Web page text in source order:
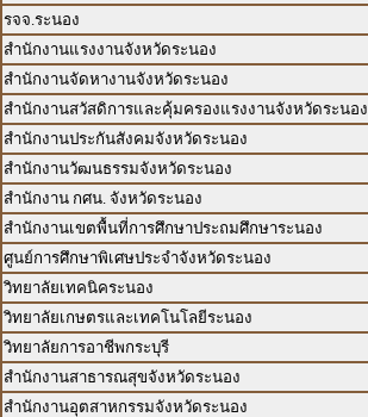
รจจ.ระนอง
สำนักงานแรงงานจังหวัดระนอง
สำนักงานจัดหางานจังหวัดระนอง
สำนักงานสวัสดิการและคุ้มครองแรงงานจังหวัดระนอง
สำนักงานประกันสังคมจังหวัดระนอง
สำนักงานวัฒนธรรมจังหวัดระนอง
สำนักงาน กศน. จังหวัดระนอง
สำนักงานเขตพื้นที่การศึกษาประถมศึกษาระนอง
ศูนย์การศึกษาพิเศษประจำจังหวัดระนอง
วิทยาลัยเทคนิคระนอง
วิทยาลัยเกษตรและเทคโนโลยีระนอง
วิทยาลัยการอาชีพกระบุรี
สำนักงานสาธารณสุขจังหวัดระนอง
สำนักงานอุตสาหกรรมจังหวัดระนอง